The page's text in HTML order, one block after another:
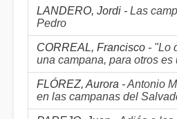
LANDERO, Jordi - Las
Pedro
CORREAL, Francisco - "Lo
una campana, para otros es
FLÓREZ, Aurora -Antonio
en las campanas del